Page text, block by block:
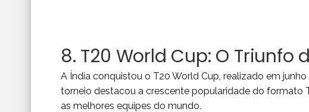
8. T20 World Cup: O Triunfo
A Índia conquistou o T20 World Cup, realizado em
torneio destacou a crescente popularidade do formato
as melhores equipes do mundo.